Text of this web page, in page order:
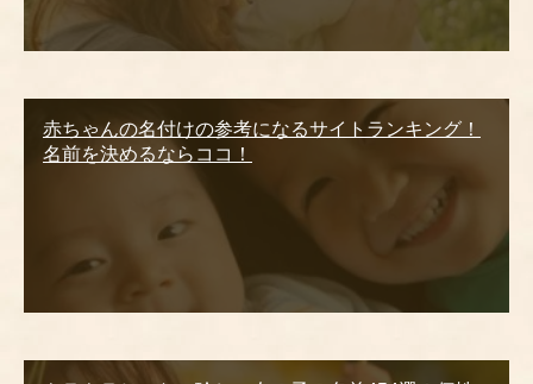
赤ちゃんの名付けの参考になるサイトランキング！
名前を決めるならココ！